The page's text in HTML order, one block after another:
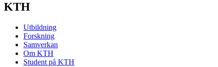
KTH
Utbildning
Forskning
Samverkan
Om KTH
Student på KTH